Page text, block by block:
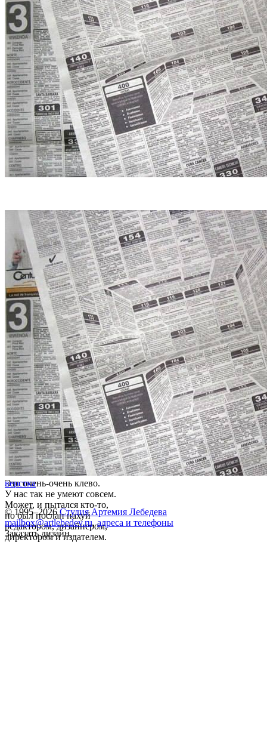
Это очень-очень клево.
У нас так не умеют совсем.
Может, и пытался кто-то,
но был послан нахуй
редактором, дизайнером,
директором и издателем.
верстка
© 1995–2026 Студия Артемия Лебедева
mailbox@artlebedev.ru, адреса и телефоны
Заказать дизайн...